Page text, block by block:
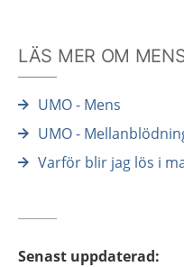
LÄS MER OM
UMO - Mens
UMO -
Varför blir jag lös i
Senast uppdaterad: